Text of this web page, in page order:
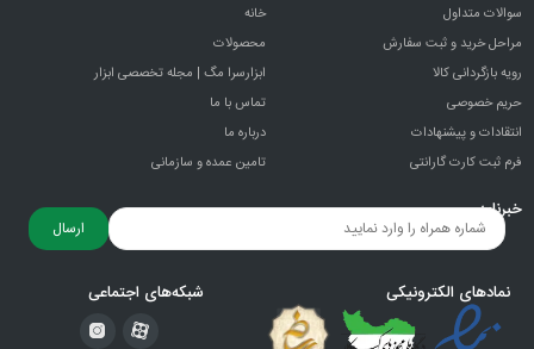
سوالات متداول
مراحل خرید و ثبت سفارش
رویه بازگردانی کالا
حریم خصوصی
انتقادات و پيشنهادات
فرم ثبت کارت گارانتی
خانه
محصولات
ابزارسرا مگ | مجله تخصصی ابزار
تماس با ما
درباره ما
تامین عمده و سازمانی
خبرنامه
ارسال
نمادهای الکترونیکی شبکه‌های اجتماعی